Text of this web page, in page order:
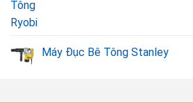
Máy Đục Bê Tông Stanley